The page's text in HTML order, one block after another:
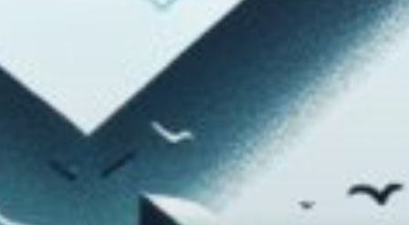
Cependant, ce type de
plateforme n'est pas sans
critiques. Certains analystes
mettent en garde contre une
dépendance excessive aux